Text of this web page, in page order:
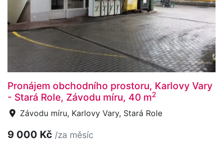
Pronájem obchodního prostoru, Karlovy Vary
- Stará Role, Závodu míru, 40 m2
Závodu míru, Karlovy Vary, Stará Role
9 000 Kč /za měsíc